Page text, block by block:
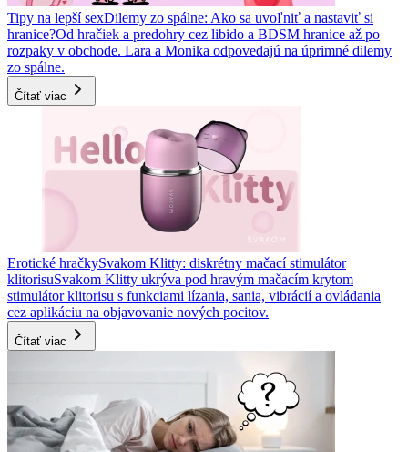
Tipy na lepší sexDilemy zo spálne: Ako sa uvoľniť a nastaviť si
hranice?Od hračiek a predohry cez libido a BDSM hranice až po
rozpaky v obchode. Lara a Monika odpovedajú na úprimné dilemy
zo spálne.
Čítať viac
Erotické hračkySvakom Klitty: diskrétny mačací stimulátor
klitorisuSvakom Klitty ukrýva pod hravým mačacím krytom
stimulátor klitorisu s funkciami lízania, sania, vibrácií a ovládania
cez aplikáciu na objavovanie nových pocitov.
Čítať viac